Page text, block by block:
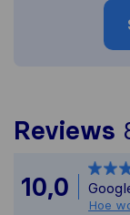
Reviews
10,0
Hoe